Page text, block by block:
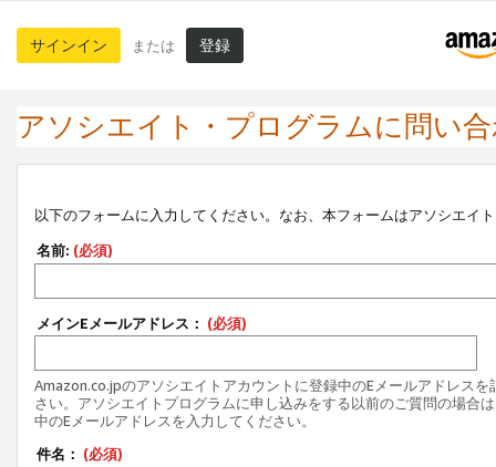
サインイン または 登録
アソシエイト・プログラムに問い
以下のフォームに入力してください。なお、本フォームはアソシエイ
名前: (必須)
メインEメールアドレス： (必須)
Amazon.co.jpのアソシエイトアカウントに登録中のEメールアドレスを
さい。アソシエイトプログラムに申し込みをする以前のご質問の場合
中のEメールアドレスを入力してください。
件名： (必須)